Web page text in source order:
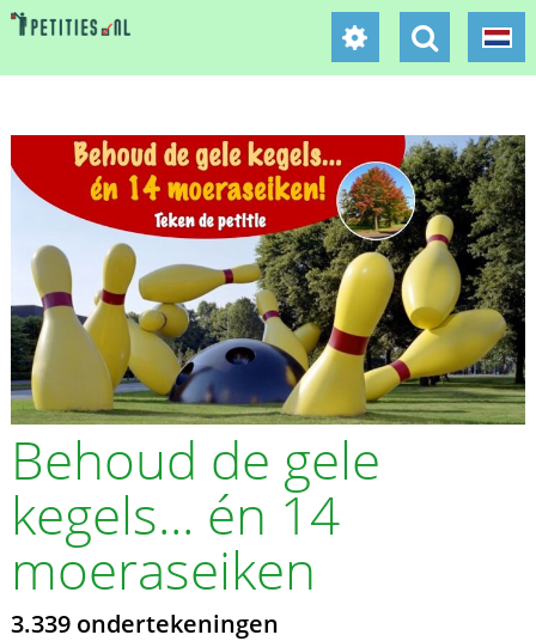
Behoud de gele
kegels... én 14
moeraseiken
3.339 ondertekeningen